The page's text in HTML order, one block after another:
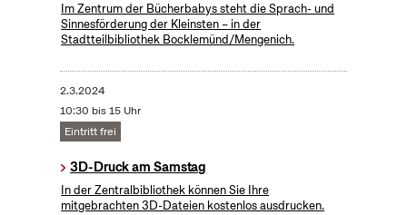
Im Zentrum der Bücherbabys steht die Sprach- und
Sinnesförderung der Kleinsten – in der
Stadtteilbibliothek Bocklemünd/Mengenich.
2.3.2024
10:30 bis 15 Uhr
Eintritt frei
3D-Druck am Samstag
In der Zentralbibliothek können Sie Ihre
mitgebrachten 3D-Dateien kostenlos ausdrucken.